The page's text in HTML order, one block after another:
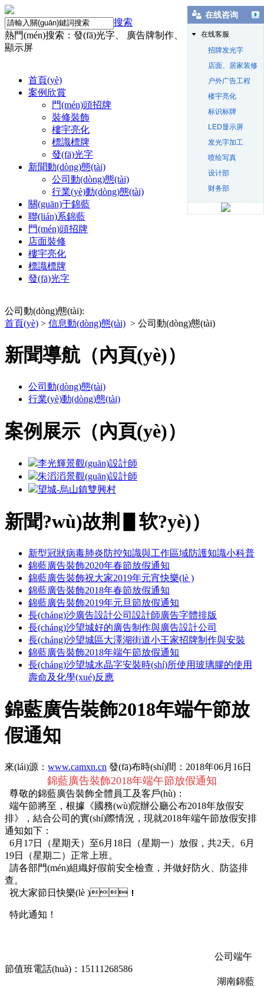
搜索
熱門(mén)搜索：發(fā)光字、 廣告牌制作、 店面裝修、 LED
顯示屏
首頁(yè)
案例欣賞
門(mén)頭招牌
裝修裝飾
樓宇亮化
標識標牌
發(fā)光字
新聞動(dòng)態(tài)
公司動(dòng)態(tài)
行業(yè)動(dòng)態(tài)
關(guān)于錦藍
聯(lián)系錦藍
門(mén)頭招牌
店面裝修
樓宇亮化
標識標牌
發(fā)光字
公司動(dòng)態(tài):
首頁(yè) > 信息動(dòng)態(tài) > 公司動(dòng)態(tài)
新聞導航（內頁(yè)）
公司動(dòng)態(tài)
行業(yè)動(dòng)態(tài)
案例展示（內頁(yè)）
李光輝景觀(guān)設計師
朱滔滔景觀(guān)設計師
望城-烏山鎮雙興村
新聞?wù)故荆▋软?yè)）
新型冠狀病毒肺炎防控知識與工作區域防護知識小科普
錦藍廣告裝飾2020年春節放假通知
錦藍廣告裝飾祝大家2019年元宵快樂(lè )
錦藍廣告裝飾2018年春節放假通知
錦藍廣告裝飾2019年元旦節放假通知
長(cháng)沙廣告設計公司設計師廣告字體排版
長(cháng)沙望城好的廣告制作與廣告設計公司
長(cháng)沙望城區大澤湖街道小王家招牌制作與安裝
錦藍廣告裝飾2018年端午節放假通知
長(cháng)沙望城水晶字安裝時(shí)所使用玻璃膠的使用
壽命及化學(xué)反應
錦藍廣告裝飾2018年端午節放
假通知
來(lái)源： www.camxn.cn 發(fā)布時(shí)間：2018年06月16日
錦藍廣告裝飾2018年端午節放假通知
尊敬的錦藍廣告裝飾全體員工及客戶(hù)：
端午節將至，根據《國務(wù)院辦公廳公布2018年放假安
排》，結合公司的實(shí)際情況，現就2018年端午節放假安排
通知如下：
6月17日（星期天）至6月18日（星期一）放假，共2天。6月
19日（星期二）正常上班。
請各部門(mén)組織好假前安全檢查，并做好防火、防盜排
查。
祝大家節日快樂(lè )！
特此通知！
公司端午
節值班電話(huà)：15111268586
湖南錦藍
在线咨询
在线客服
招牌发光字
店面、居家装修
户外广告工程
楼宇亮化
标识标牌
LED显示屏
发光字加工
喷绘写真
设计部
财务部